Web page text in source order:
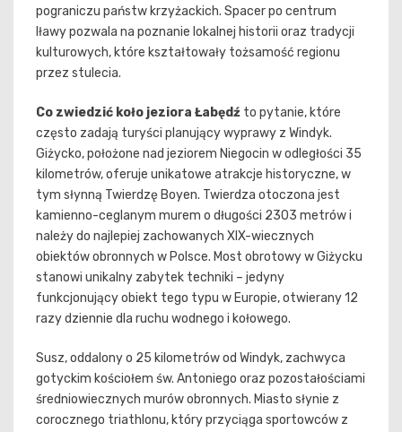
pograniczu państw krzyżackich. Spacer po centrum
Iławy pozwala na poznanie lokalnej historii oraz tradycji
kulturowych, które kształtowały tożsamość regionu
przez stulecia.
Co zwiedzić koło jeziora Łabędź to pytanie, które
często zadają turyści planujący wyprawy z Windyk.
Giżycko, położone nad jeziorem Niegocin w odległości 35
kilometrów, oferuje unikatowe atrakcje historyczne, w
tym słynną Twierdzę Boyen. Twierdza otoczona jest
kamienno-ceglanym murem o długości 2303 metrów i
należy do najlepiej zachowanych XIX-wiecznych
obiektów obronnych w Polsce. Most obrotowy w Giżycku
stanowi unikalny zabytek techniki – jedyny
funkcjonujący obiekt tego typu w Europie, otwierany 12
razy dziennie dla ruchu wodnego i kołowego.
Susz, oddalony o 25 kilometrów od Windyk, zachwyca
gotyckim kościołem św. Antoniego oraz pozostałościami
średniowiecznych murów obronnych. Miasto słynie z
corocznego triathlonu, który przyciąga sportowców z